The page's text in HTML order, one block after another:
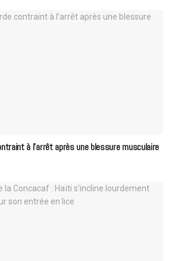
à l’arrêt après une blessure musculaire